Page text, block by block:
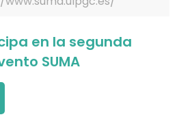
en la segunda
SUMA